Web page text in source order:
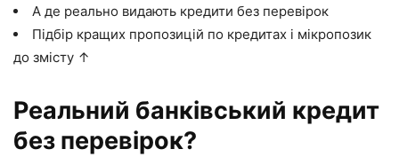
А де реально видають кредити без перевірок
Підбір кращих пропозицій по кредитах і мікропозик
до змісту ↑
Реальний банківський кредит
без перевірок?